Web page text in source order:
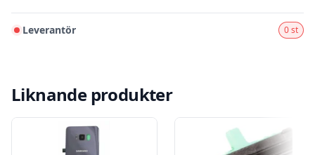
Leverantör 0 st
Liknande produkter